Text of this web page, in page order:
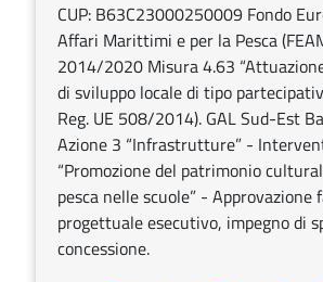
CUP: B63C23000250009 Fondo
Affari Marittimi e per la Pesca
2014/2020 Misura 4.63
di sviluppo locale di tipo
Reg. UE 508/2014). GAL Sud-Est
Azione 3 “Infrastrutture” -
“Promozione del patrimonio
pesca nelle scuole” - Approvazione
progettuale esecutivo, impegno di
concessione.